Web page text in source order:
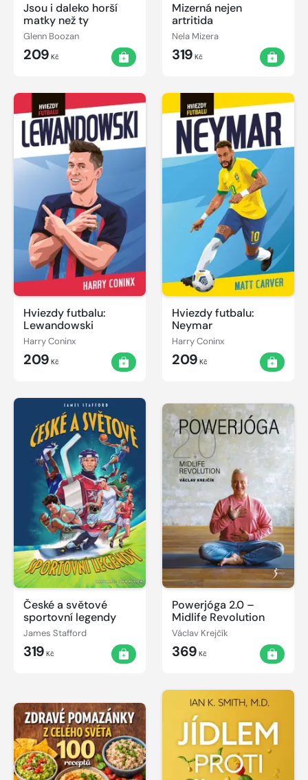
Jsou i daleko horší
matky než ty
Glenn Boozan
209 Kč
Mizerná nejen
artritida
Nela Mizera
319 Kč
Hviezdy futbalu:
Lewandowski
Harry Coninx
209 Kč
Hviezdy futbalu:
Neymar
Harry Coninx
209 Kč
České a světové
sportovní legendy
James Stafford
319 Kč
Powerjóga 2.0 –
Midlife Revolution
Václav Krejčík
369 Kč